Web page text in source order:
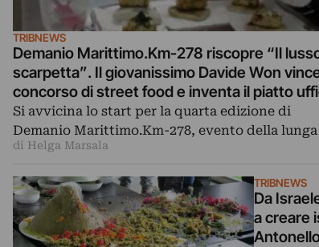
TRIBNEWS
Demanio Marittimo.Km-278 riscopre “Il
scarpetta”. Il giovanissimo Davide Won
concorso di street food e inventa il piatto
dell’evento
Si avvicina lo start per la quarta edizione di
Demanio Marittimo.Km-278, evento della
di Helga Marsala
TRIBNEWS
Da
a creare